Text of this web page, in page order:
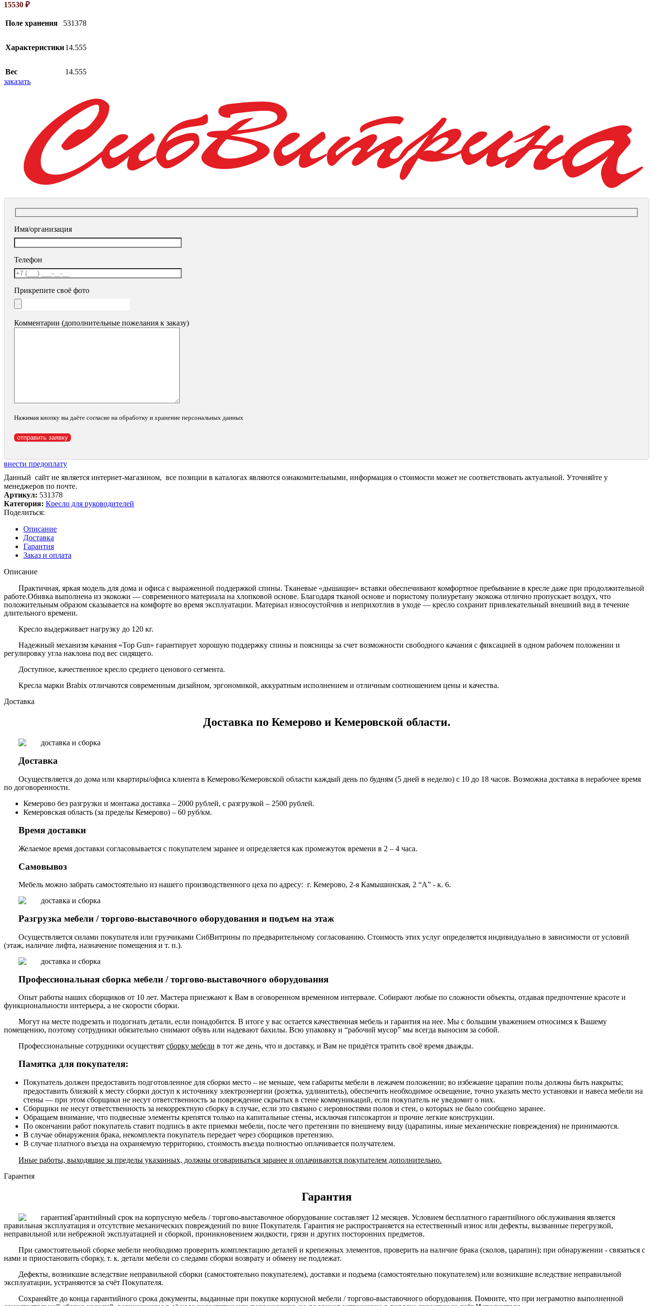
15530 ₽
Поле хранения 531378
Характеристики14.555
Вес
14.555
заказать
Имя/организация
Телефон
Прикрепите своё фото
Комментарии (дополнительные пожелания к заказу)
Нажимая кнопку вы даёте согласие на обработку и хранение персональных данных
внести предоплату
Данный сайт не является интернет-магазином, все позиции в каталогах являются ознакомительными, информация о стоимости может не соответствовать актуальной. Уточняйте у
менеджеров по почте.
Артикул: 531378
Категория: Кресло для руководителей
Поделиться:
Описание
Доставка
Гарантия
Заказ и оплата
Описание
Практичная, яркая модель для дома и офиса с выраженной поддержкой спины. Тканевые «дышащие» вставки обеспечивают комфортное пребывание в кресле даже при продолжительной
работе.Обивка выполнена из экокожи — современного материала на хлопковой основе. Благодаря тканой основе и пористому полиуретану экокожа отлично пропускает воздух, что
положительным образом сказывается на комфорте во время эксплуатации. Материал износоустойчив и неприхотлив в уходе — кресло сохранит привлекательный внешний вид в течение
длительного времени.
Кресло выдерживает нагрузку до 120 кг.
Надежный механизм качания «Top Gun» гарантирует хорошую поддержку спины и поясницы за счет возможности свободного качания с фиксацией в одном рабочем положении и
регулировку угла наклона под вес сидящего.
Доступное, качественное кресло среднего ценового сегмента.
Кресла марки Brabix отличаются современным дизайном, эргономикой, аккуратным исполнением и отличным соотношением цены и качества.
Доставка
Доставка по Кемерово и Кемеровской области.
Доставка
Осуществляется до дома или квартиры/офиса клиента в Кемерово/Кемеровской области каждый день по будням (5 дней в неделю) с 10 до 18 часов. Возможна доставка в нерабочее время
по договоренности.
Кемерово без разгрузки и монтажа доставка – 2000 рублей, с разгрузкой – 2500 рублей.
Кемеровская область (за пределы Кемерово) – 60 руб/км.
Время доставки
Желаемое время доставки согласовывается с покупателем заранее и определяется как промежуток времени в 2 – 4 часа.
Самовывоз
Мебель можно забрать самостоятельно из нашего производственного цеха по адресу: г. Кемерово, 2-я Камышинская, 2 “А” - к. 6.
Разгрузка мебели / торгово-выставочного оборудования и подъем на этаж
Осуществляется силами покупателя или грузчиками СибВитрины по предварительному согласованию. Стоимость этих услуг определяется индивидуально в зависимости от условий
(этаж, наличие лифта, назначение помещения и т. п.).
Профессиональная сборка мебели / торгово-выставочного оборудования
Опыт работы наших сборщиков от 10 лет. Мастера приезжают к Вам в оговоренном временном интервале. Собирают любые по сложности объекты, отдавая предпочтение красоте и
функциональности интерьера, а не скорости сборки.
Могут на месте подрезать и подогнать детали, если понадобится. В итоге у вас остается качественная мебель и гарантия на нее. Мы с большим уважением относимся к Вашему
помещению, поэтому сотрудники обязательно снимают обувь или надевают бахилы. Всю упаковку и “рабочий мусор” мы всегда выносим за собой.
Профессиональные сотрудники осуществят сборку мебели в тот же день, что и доставку, и Вам не придётся тратить своё время дважды.
Памятка для покупателя:
Покупатель должен предоставить подготовленное для сборки место – не меньше, чем габариты мебели в лежачем положении; во избежание царапин полы должны быть накрыты;
предоставить близкий к месту сборки доступ к источнику электроэнергии (розетка, удлинитель), обеспечить необходимое освещение, точно указать место установки и навеса мебели на
стены — при этом сборщики не несут ответственность за повреждение скрытых в стене коммуникаций, если покупатель не уведомит о них.
Сборщики не несут ответственность за некорректную сборку в случае, если это связано с неровностями полов и стен, о которых не было сообщено заранее.
Обращаем внимание, что подвесные элементы крепятся только на капитальные стены, исключая гипсокартон и прочие легкие конструкции.
По окончании работ покупатель ставит подпись в акте приемки мебели, после чего претензии по внешнему виду (царапины, иные механические повреждения) не принимаются.
В случае обнаружения брака, некомплекта покупатель передает через сборщиков претензию.
В случае платного въезда на охраняемую территорию, стоимость въезда полностью оплачивается получателем.
Иные работы, выходящие за пределы указанных, должны оговариваться заранее и оплачиваются покупателем дополнительно.
Гарантия
Гарантия
Гарантийный срок на корпусную мебель / торгово-выставочное оборудование составляет 12 месяцев. Условием бесплатного гарантийного обслуживания является
правильная эксплуатация и отсутствие механических повреждений по вине Покупателя. Гарантия не распространяется на естественный износ или дефекты, вызванные перегрузкой,
неправильной или небрежной эксплуатацией и сборкой, проникновением жидкости, грязи и других посторонних предметов.
При самостоятельной сборке мебели необходимо проверить комплектацию деталей и крепежных элементов, проверить на наличие брака (сколов, царапин); при обнаружении - связаться с
нами и приостановить сборку, т. к. детали мебели со следами сборки возврату и обмену не подлежат.
Дефекты, возникшие вследствие неправильной сборки (самостоятельно покупателем), доставки и подъема (самостоятельно покупателем) или возникшие вследствие неправильной
эксплуатации, устраняются за счёт Покупателя.
Сохраняйте до конца гарантийного срока документы, выданные при покупке корпусной мебели / торгово-выставочного оборудования. Помните, что при неграмотно выполненной